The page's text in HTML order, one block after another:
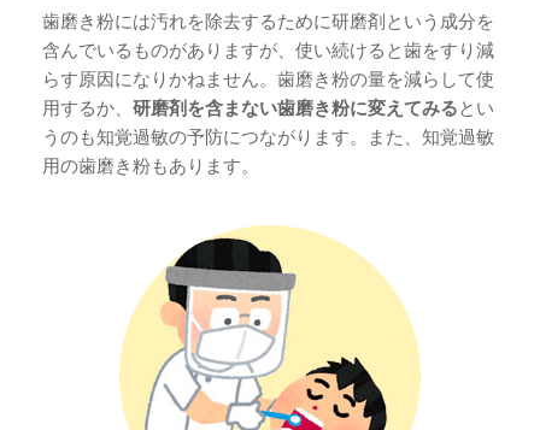
歯磨き粉には汚れを除去するために研磨剤という成分を
含んでいるものがありますが、使い続けると歯をすり減
らす原因になりかねません。歯磨き粉の量を減らして使
用するか、 研磨剤を含まない歯磨き粉に変えてみる とい
うのも知覚過敏の予防につながります。また、知覚過敏
用の歯磨き粉もあります。